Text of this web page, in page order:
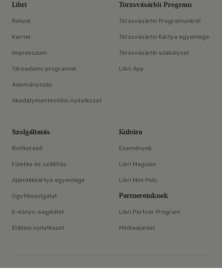
Libri
Rólunk
Karrier
Impresszum
Társadalmi programok
Adományozás
Akadálymentesítési nyilatkozat
Törzsvásárlói Program
Törzsvásárlói Programunkról
Törzsvásárlói Kártya egyenlege
Törzsvásárlói szabályzat
Libri App
Szolgáltatás
Boltkereső
Fizetés és szállítás
Ajándékkártya egyenlege
Ügyfélszolgálat
E-könyv-segédlet
Elállási nyilatkozat
Kultúra
Események
Libri Magazin
Libri Mini Polc
Partnereinknek
Libri Partner Program
Médiaajánlat